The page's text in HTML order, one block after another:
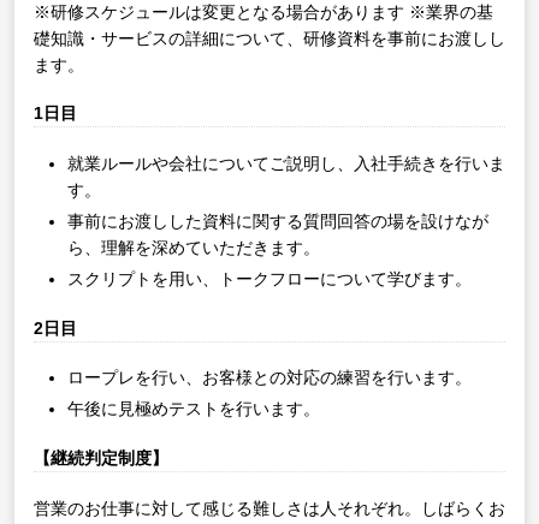
※研修スケジュールは変更となる場合があります ※業界の基
礎知識・サービスの詳細について、研修資料を事前にお渡しし
ます。
1日目
就業ルールや会社についてご説明し、入社手続きを行いま
す。
事前にお渡しした資料に関する質問回答の場を設けなが
ら、理解を深めていただきます。
スクリプトを用い、トークフローについて学びます。
2日目
ロープレを行い、お客様との対応の練習を行います。
午後に見極めテストを行います。
【継続判定制度】
営業のお仕事に対して感じる難しさは人それぞれ。しばらくお